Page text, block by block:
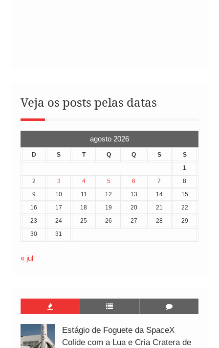
Veja os posts pelas datas
agosto 2026
D S T Q Q S
S
1
2
3 4 5 6 7
8
9
10 11 12 13 14
15
16
17 18 19 20 21
22
23
24 25 26 27 28
29
30
31
« jul
Estágio de Foguete da SpaceX
Colide com a Lua e Cria Cratera de